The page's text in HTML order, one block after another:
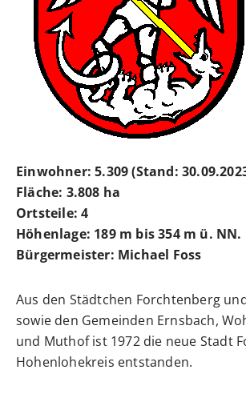
Einwohner:5.309 (Stand:
Fläche: 3.808 ha
Ortsteile: 4
Höhenlage: 189 m bis 354 m ü. NN.
Bürgermeister: Michael Foss
Aus den Städtchen Forchtenberg
sowie den Gemeinden Ernsbach,
und Muthof ist 1972 die neue Stadt
Hohenlohekreis entstanden.